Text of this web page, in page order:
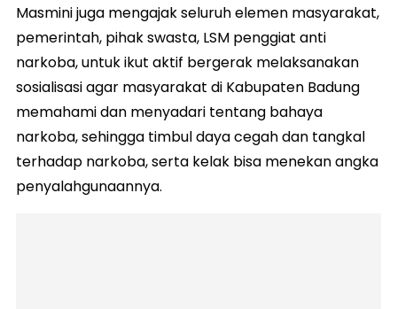
Masmini juga mengajak seluruh elemen masyarakat,
pemerintah, pihak swasta, LSM penggiat anti
narkoba, untuk ikut aktif bergerak melaksanakan
sosialisasi agar masyarakat di Kabupaten Badung
memahami dan menyadari tentang bahaya
narkoba, sehingga timbul daya cegah dan tangkal
terhadap narkoba, serta kelak bisa menekan angka
penyalahgunaannya.